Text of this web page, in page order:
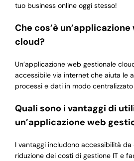
tuo business online oggi stesso!
Che cos’è
cloud?
Un’applicazione web gestionale
accessibile via internet che aiuta le
processi e dati in modo
Quali sono i vantaggi di
un’applicazione web
I vantaggi includono accessibilità da
riduzione dei costi di gestione IT e